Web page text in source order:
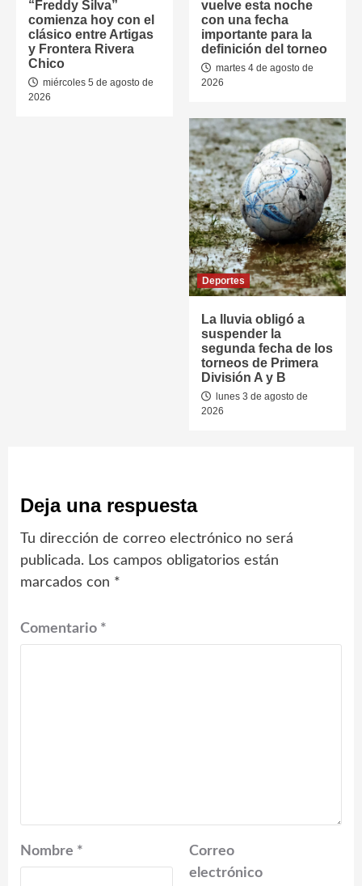
“Freddy Silva”
comienza hoy con el
clásico entre Artigas
y Frontera Rivera
Chico
miércoles 5 de agosto de
2026
vuelve esta noche
con una fecha
importante para la
definición del torneo
martes 4 de agosto de
2026
Deportes
La lluvia obligó a
suspender la
segunda fecha de los
torneos de Primera
División A y B
lunes 3 de agosto de
2026
Deja una respuesta
Tu dirección de correo electrónico no será
publicada. Los campos obligatorios están
marcados con *
Comentario *
Nombre *
Correo
electrónico